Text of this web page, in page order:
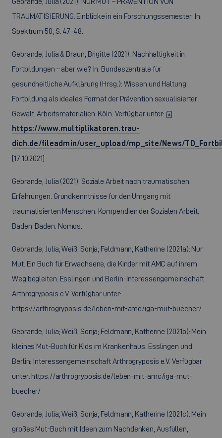
TRAUMATISIERUNG. Einblicke in ein Forschungssemester. In:
Spektrum 50, S. 47-48.
Gebrande, Julia & Braun, Brigitte (2021): Nachhaltigkeit in
Fortbildungen – aber wie? In: Bundeszentrale für
gesundheitliche Aufklärung (Hrsg.): Wissen und Haltung.
Fortbildung als ideales Format der Prävention sexualisierter
Gewalt. Arbeitsmaterialien. Köln. Verfügbar unter:
https://www.multiplikatoren.trau-
dich.de/fileadmin/user_upload/mp_site/News/
[17.10.2021]
Gebrande, Julia (2021): Soziale Arbeit nach traumatischen
Erfahrungen. Grundkenntnisse für den Umgang mit
traumatisierten Menschen. Kompendien der Sozialen Arbeit.
Baden-Baden: Nomos.
Gebrande, Julia; Weiß, Sonja; Feldmann, Katherine (2021a): Nur
Mut. Ein Buch für Erwachsene, die Kinder mit AMC auf ihrem
Weg begleiten. Esslingen und Berlin: Interessengemeinschaft
Arthrogryposis e.V. Verfügbar unter:
https://arthrogryposis.de/leben-mit-amc/iga-mut-buecher/
Gebrande, Julia; Weiß, Sonja; Feldmann, Katherine (2021b): Mein
kleines Mut-Buch für Kids im Krankenhaus. Esslingen und
Berlin: Interessengemeinschaft Arthrogryposis e.V. Verfügbar
unter: https://arthrogryposis.de/leben-mit-amc/iga-mut-
buecher/
Gebrande, Julia; Weiß, Sonja; Feldmann, Katherine (2021c): Mein
großes Mut-Buch mit Ideen zum Nachdenken, Ausfüllen,